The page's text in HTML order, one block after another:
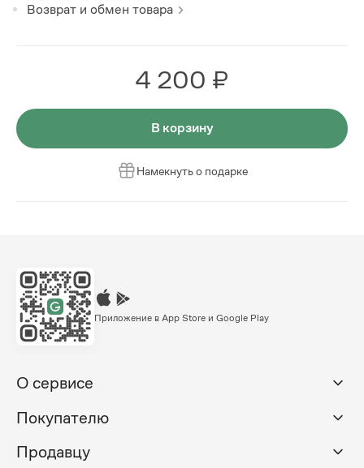
Возврат и обмен товара
4 200 ₽
В корзину
Намекнуть о подарке
Приложение в App Store и Google Play
О сервисе
Покупателю
Продавцу